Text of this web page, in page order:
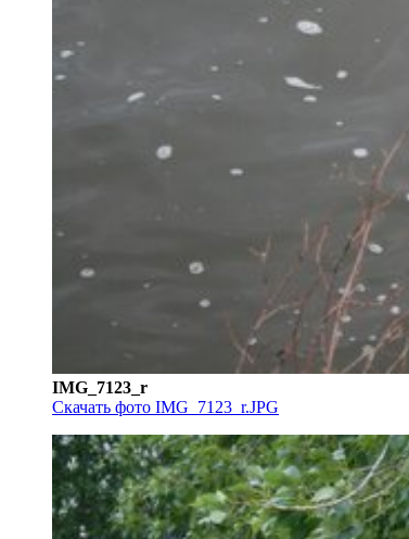
IMG_7123_r
Скачать фото IMG_7123_r.JPG